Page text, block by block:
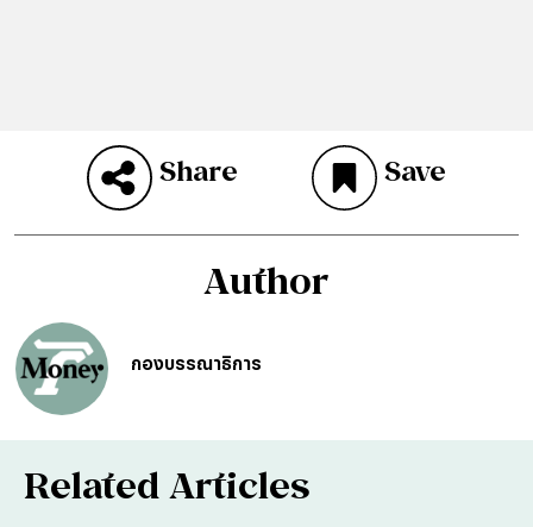
Share Save
Author
กองบรรณาธิการ
Related Articles